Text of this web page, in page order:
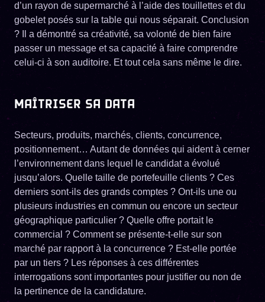
d’un rayon de supermarché à l’aide des touillettes et du
gobelet posés sur la table qui nous séparait. Conclusion
? Il a démontré sa créativité, sa volonté de bien faire
passer un message et sa capacité à faire comprendre
celui-ci à son auditoire. Et tout cela sans même le dire.
MAÎTRISER SA DATA
Secteurs, produits, marchés, clients, concurrence,
positionnement… Autant de données qui aident à cerner
l’environnement dans lequel le candidat a évolué
jusqu’alors. Quelle taille de portefeuille clients ? Ces
derniers sont-ils des grands comptes ? Ont-ils une ou
plusieurs industries en commun ou encore un secteur
géographique particulier ? Quelle offre portait le
commercial ? Comment se présente-t-elle sur son
marché par rapport à la concurrence ? Est-elle portée
par un tiers ? Les réponses à ces différentes
interrogations sont importantes pour justifier ou non de
la pertinence de la candidature.